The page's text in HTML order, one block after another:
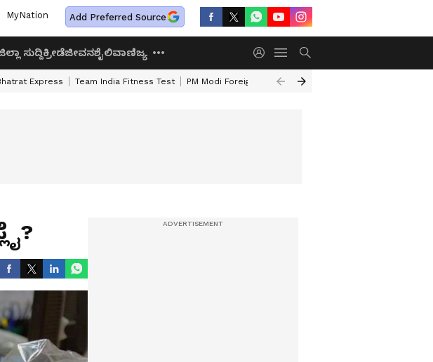
MyNation Add Preferred Source
ಸುದ್ದಿಕ್ರೀಡೆಜೀವನಶೈಲಿವಾಣಿಜ್ಯ
Express Team India Fitness Test PM Modi Foreign Travel Expenditure